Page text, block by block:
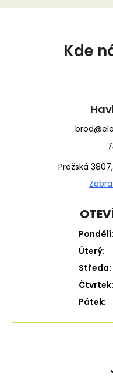
Kde
Pražská
Pondělí:
Úterý:
Středa:
Čtvrtek:
Pátek: